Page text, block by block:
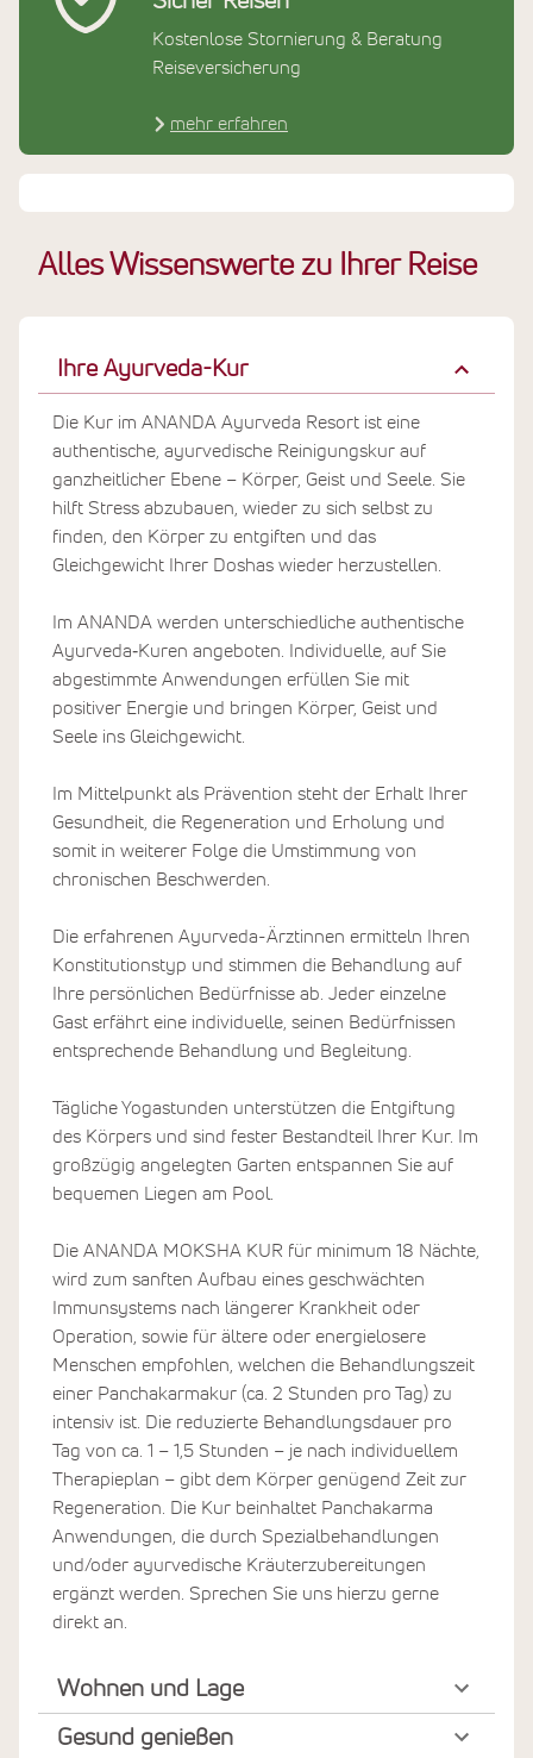
Alles Wissenswerte zu Ihrer Reise
Ihre Ayurveda-Kur
Die Kur im ANANDA Ayurveda Resort ist eine
authentische, ayurvedische Reinigungskur auf
ganzheitlicher Ebene – Körper, Geist und Seele. Sie
hilft Stress abzubauen, wieder zu sich selbst zu
finden, den Körper zu entgiften und das
Gleichgewicht Ihrer Doshas wieder herzustellen.
Im ANANDA werden unterschiedliche authentische
Ayurveda‐Kuren angeboten. Individuelle, auf Sie
abgestimmte Anwendungen erfüllen Sie mit
positiver Energie und bringen Körper, Geist und
Seele ins Gleichgewicht.
Im Mittelpunkt als Prävention steht der Erhalt Ihrer
Gesundheit, die Regeneration und Erholung und
somit in weiterer Folge die Umstimmung von
chronischen Beschwerden.
Die erfahrenen Ayurveda-Ärztinnen ermitteln Ihren
Konstitutionstyp und stimmen die Behandlung auf
Ihre persönlichen Bedürfnisse ab. Jeder einzelne
Gast erfährt eine individuelle, seinen Bedürfnissen
entsprechende Behandlung und Begleitung.
Tägliche Yogastunden unterstützen die Entgiftung
des Körpers und sind fester Bestandteil Ihrer Kur. Im
großzügig angelegten Garten entspannen Sie auf
bequemen Liegen am Pool.
Die ANANDA MOKSHA KUR für minimum 18 Nächte,
wird zum sanften Aufbau eines geschwächten
Immunsystems nach längerer Krankheit oder
Operation, sowie für ältere oder energielosere
Menschen empfohlen, welchen die Behandlungszeit
einer Panchakarmakur (ca. 2 Stunden pro Tag) zu
intensiv ist. Die reduzierte Behandlungsdauer pro
Tag von ca. 1 – 1,5 Stunden – je nach individuellem
Therapieplan – gibt dem Körper genügend Zeit zur
Regeneration. Die Kur beinhaltet Panchakarma
Anwendungen, die durch Spezialbehandlungen
und/oder ayurvedische Kräuterzubereitungen
ergänzt werden. Sprechen Sie uns hierzu gerne
direkt an.
Wohnen und Lage
Gesund genießen
Kostenlose Stornierung & Beratung
Reiseversicherung
mehr erfahren